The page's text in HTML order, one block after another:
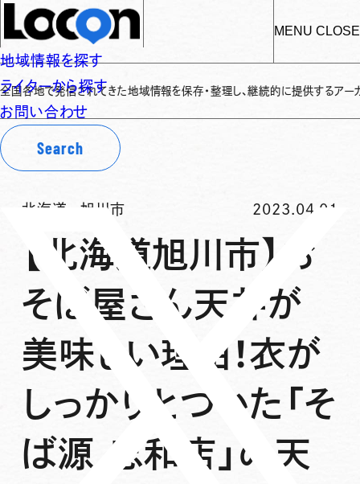
MENU CLOSE
地域情報を探す
ライターから探す
お問い合わせ
Search
信されてきた地域情報を保存・整理し、継続的に提供するアーカイブサイト
北海道 -旭川市 2023.04.01
【北海道旭川市】お
そば屋さん天丼が
美味しい理由！衣が
しっかりとついた「そ
ば源 忠和店」の天